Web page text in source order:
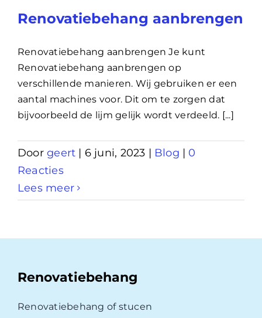
Renovatiebehang aanbrengen
Renovatiebehang aanbrengen Je kunt
Renovatiebehang aanbrengen op
verschillende manieren. Wij gebruiken er een
aantal machines voor. Dit om te zorgen dat
bijvoorbeeld de lijm gelijk wordt verdeeld. [...]
Doorgeert | 6 juni, 2023 | Blog | 0
Reacties
Lees meer
Renovatiebehang
Renovatiebehang of stucen